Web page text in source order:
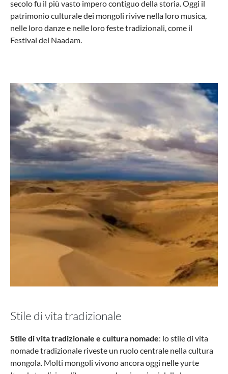
secolo fu il più vasto impero contiguo della storia. Oggi il
patrimonio culturale dei mongoli rivive nella loro musica,
nelle loro danze e nelle loro feste tradizionali, come il
Festival del Naadam.
Stile di vita tradizionale
Stile di vita tradizionale e cultura nomade: lo stile di vita
nomade tradizionale riveste un ruolo centrale nella cultura
mongola. Molti mongoli vivono ancora oggi nelle yurte